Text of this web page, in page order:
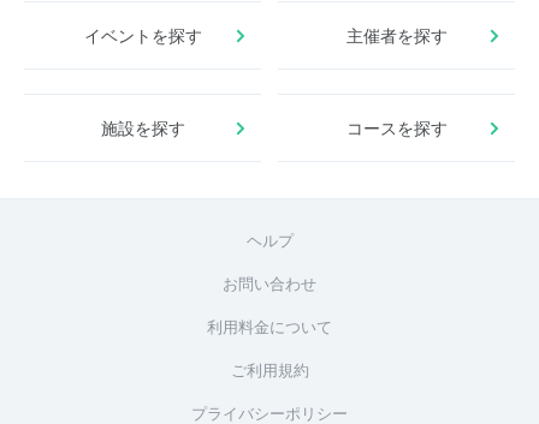
イベントを探す 主催者を探す
施設を探す コースを探す
ヘルプ
お問い合わせ
利用料金について
ご利用規約
プライバシーポリシー